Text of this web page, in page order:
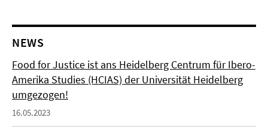
NEWS
Food for Justice ist ans Heidelberg Centrum für Ibero-
Amerika Studies (HCIAS) der Universität Heidelberg
umgezogen!
16.05.2023